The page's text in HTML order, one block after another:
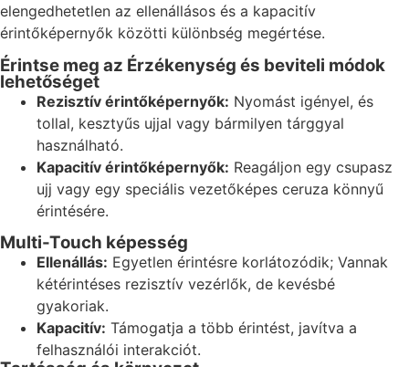
elengedhetetlen az ellenállásos és a kapacitív
érintőképernyők közötti különbség megértése.
Érintse meg az Érzékenység és beviteli módok
lehetőséget
Rezisztív érintőképernyők: Nyomást igényel, és
tollal, kesztyűs ujjal vagy bármilyen tárggyal
használható.
Kapacitív érintőképernyők: Reagáljon egy csupasz
ujj vagy egy speciális vezetőképes ceruza könnyű
érintésére.
Multi-Touch képesség
Ellenállás: Egyetlen érintésre korlátozódik; Vannak
kétérintéses rezisztív vezérlők, de kevésbé
gyakoriak.
Kapacitív: Támogatja a több érintést, javítva a
felhasználói interakciót.